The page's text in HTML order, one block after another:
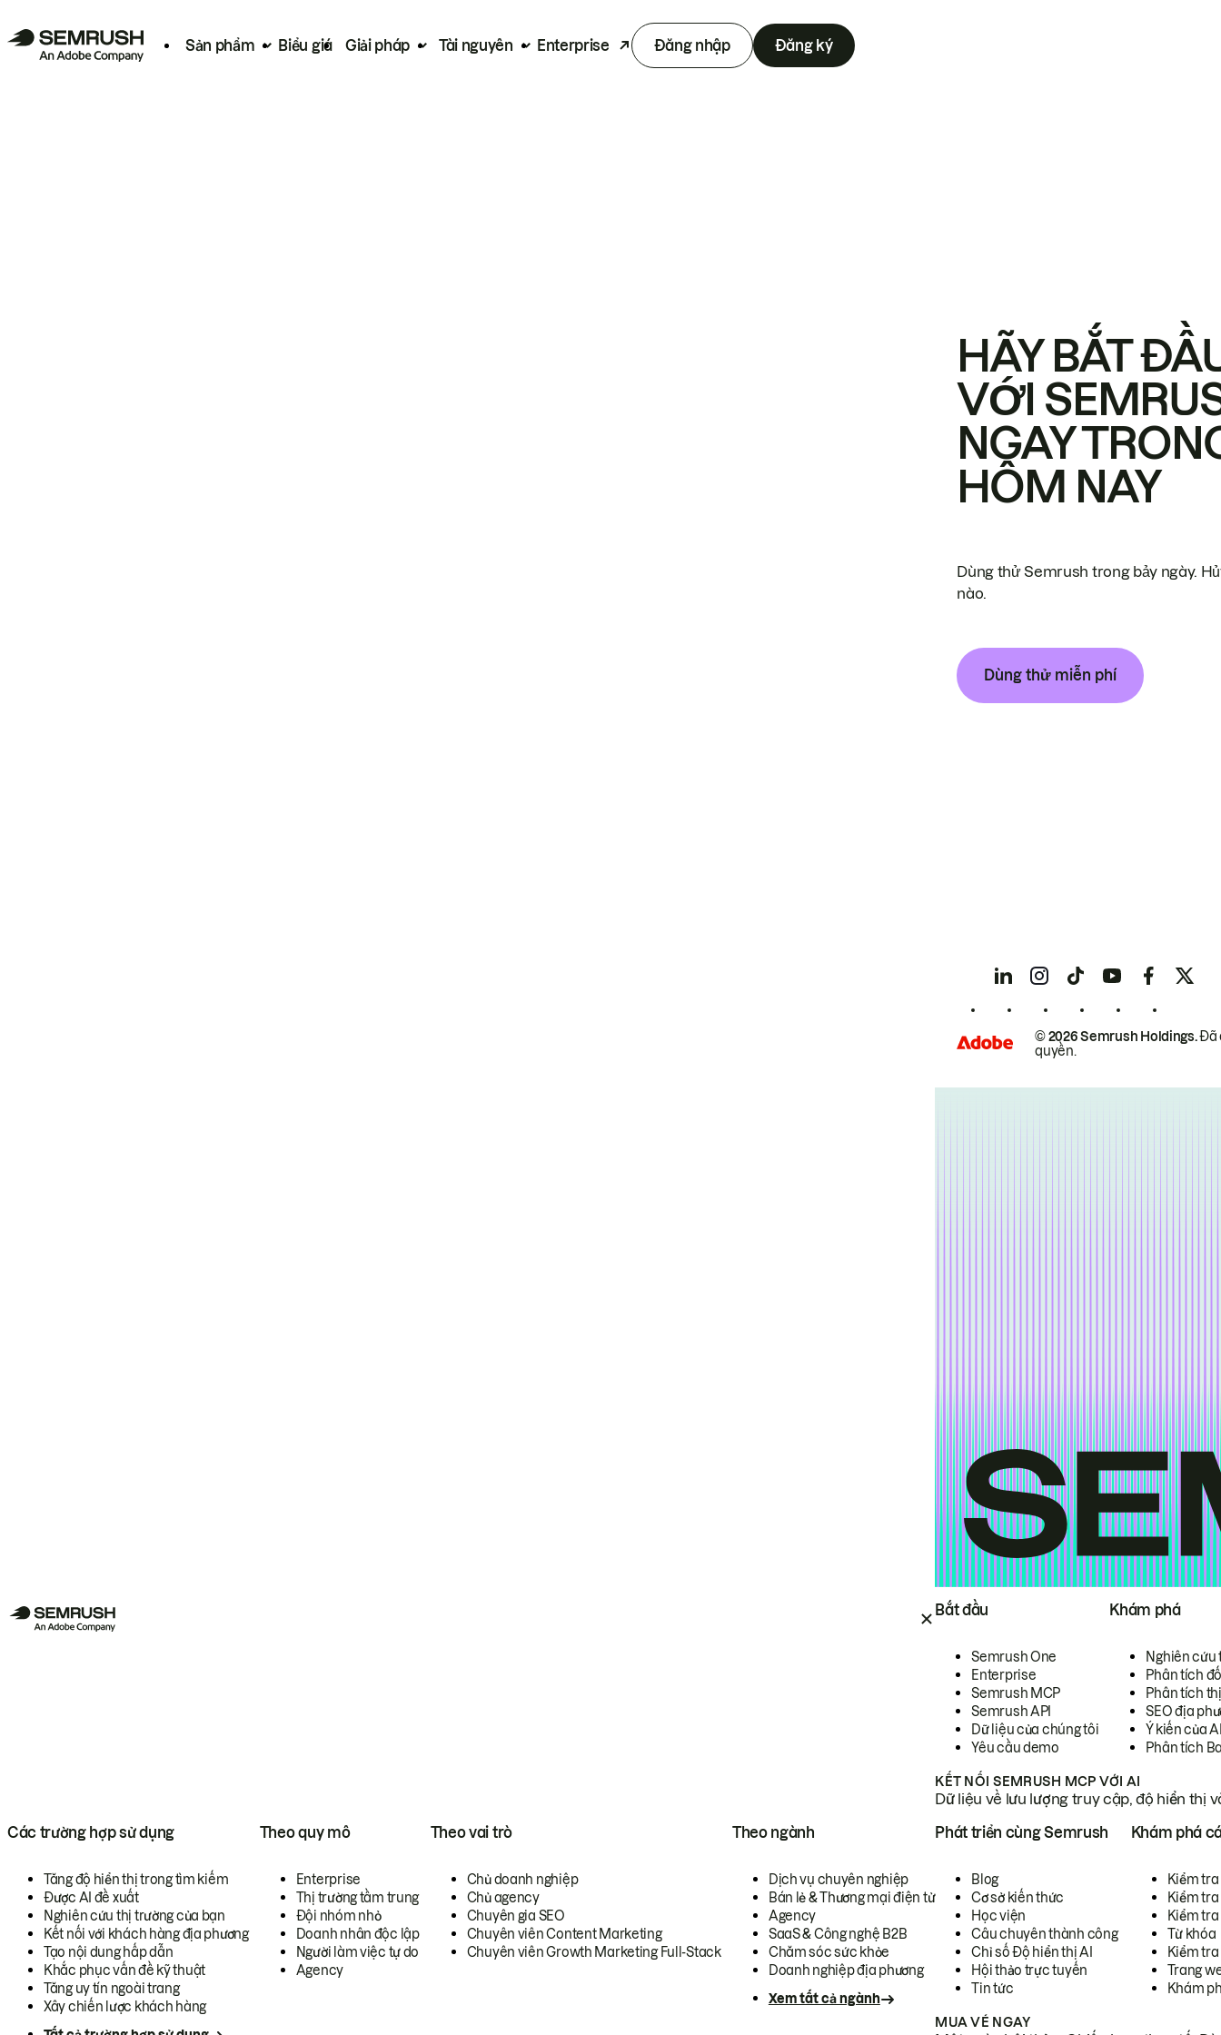
Sản phẩm Biểu giá Giải pháp Tài nguyên Enterprise Đăng nhập Đăng ký
Bắt đầu
Semrush One
Enterprise
Semrush MCP
Semrush API
Dữ liệu của chúng tôi
Yêu cầu demo
Khám phá
Nghiên cứu
Phân tích
Phân tích
SEO địa
Ý kiến của
Phân tích
KẾT NỐI SEMRUSH MCP VỚI AI
Dữ liệu về lưu lượng truy cập, độ hiển thị
Các trường hợp sử dụng
Tăng độ hiển thị trong tìm kiếm
Được AI đề xuất
Nghiên cứu thị trường của bạn
Kết nối với khách hàng địa phương
Tạo nội dung hấp dẫn
Khắc phục vấn đề kỹ thuật
Tăng uy tín ngoài trang
Xây chiến lược khách hàng
Theo quy mô
Enterprise
Thị trường tầm trung
Đội nhóm nhỏ
Doanh nhân độc lập
Người làm việc tự do
Agency
Theo vai trò
Chủ doanh nghiệp
Chủ agency
Chuyên gia SEO
Chuyên viên Content Marketing
Chuyên viên Growth Marketing Full-Stack
Theo ngành
Dịch vụ chuyên nghiệp
Bán lẻ & Thương mại điện tử
Agency
SaaS & Công nghệ B2B
Chăm sóc sức khỏe
Doanh nghiệp địa phương
Xem tất cả ngành
Phát triển cùng Semrush
Blog
Cơ sở kiến thức
Học viện
Câu chuyên thành công
Chỉ số Độ hiển thị AI
Hội thảo trực tuyến
Tin tức
Khám phá
Kiểm
Kiểm tra
Kiểm
Từ khóa
Kiểm
Trang
Khám
MUA VÉ NGAY
HÃY BẮT
VỚI
NGAY
HÔM NAY
Dùng thử Semrush trong bảy ngày.
nào.
Dùng thử miễn phí
© 2026 Semrush Holdings.Đã
quyền.